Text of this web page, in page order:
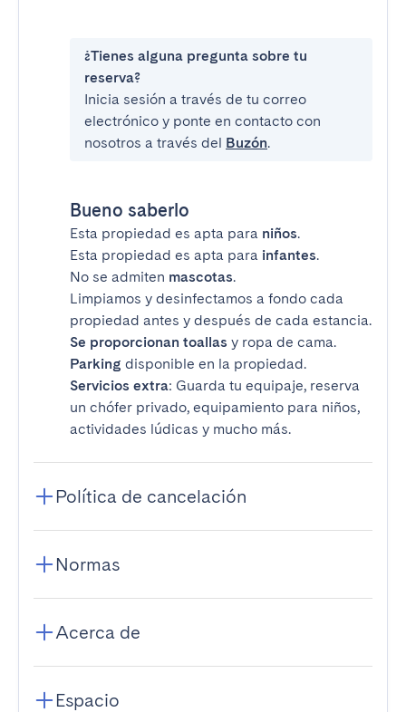
¿Tienes alguna pregunta sobre tu
reserva?
Inicia sesión a través de tu correo
electrónico y ponte en contacto con
nosotros a través del Buzón.
Bueno saberlo
Esta propiedad es apta para niños.
Esta propiedad es apta para infantes.
No se admiten mascotas.
Limpiamos y desinfectamos a fondo cada
propiedad antes y después de cada estancia.
Se proporcionan toallas y ropa de cama.
Parking disponible en la propiedad.
Servicios extra: Guarda tu equipaje, reserva
un chófer privado, equipamiento para niños,
actividades lúdicas y mucho más.
Política de cancelación
Normas
Acerca de
Espacio